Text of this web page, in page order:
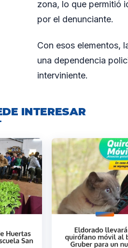
zona, lo que permitió
por el denunciante.
Con esos elementos,
una dependencia
interviniente.
INTERESAR